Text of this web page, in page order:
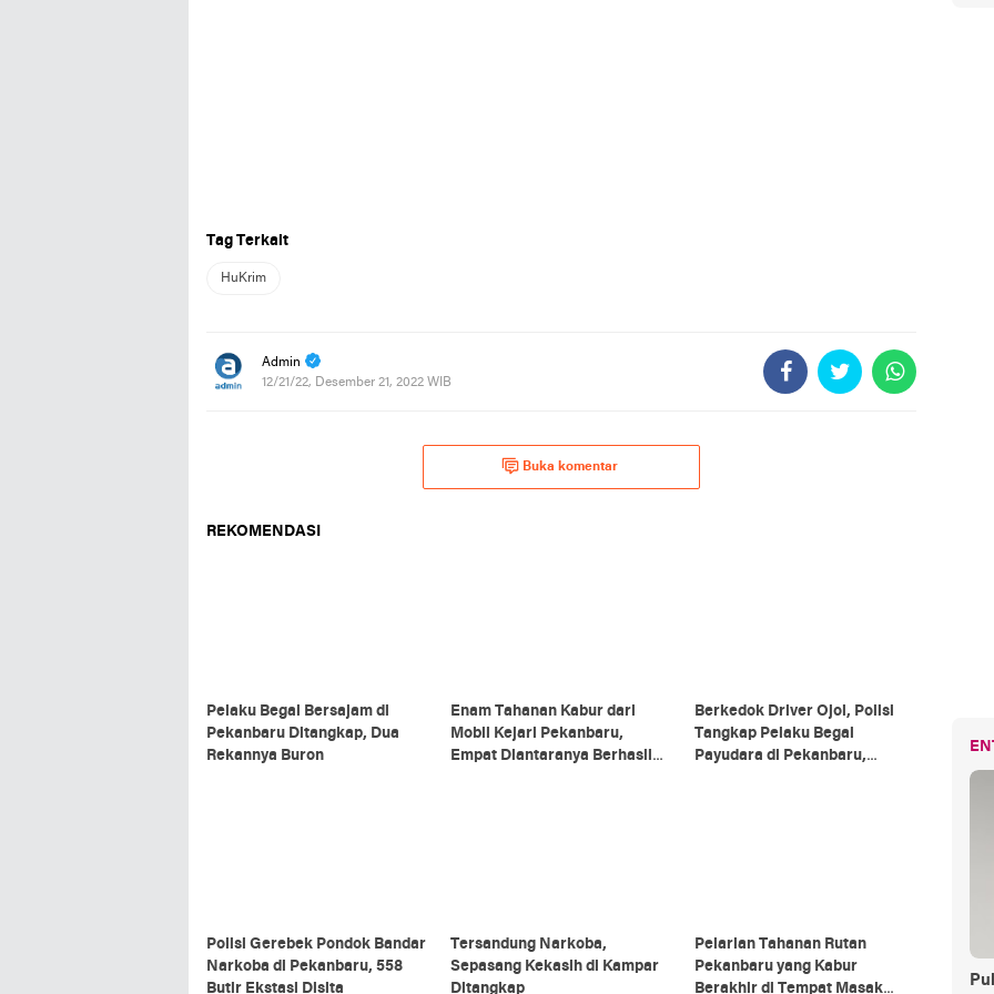
Tag Terkait
HuKrim
Admin
12/21/22, Desember 21, 2022 WIB
Buka komentar
REKOMENDASI
Pelaku Begal Bersajam di
Pekanbaru Ditangkap, Dua
Rekannya Buron
Enam Tahanan Kabur dari
Mobil Kejari Pekanbaru,
Empat Diantaranya Berhasil
Berkedok Driver Ojol, Polisi
Tangkap Pelaku Begal
Payudara di Pekanbaru,
Polisi Gerebek Pondok Bandar
Narkoba di Pekanbaru, 558
Butir Ekstasi Disita
Tersandung Narkoba,
Sepasang Kekasih di Kampar
Ditangkap
Pelarian Tahanan Rutan
Pekanbaru yang Kabur
Berakhir di Tempat Masak